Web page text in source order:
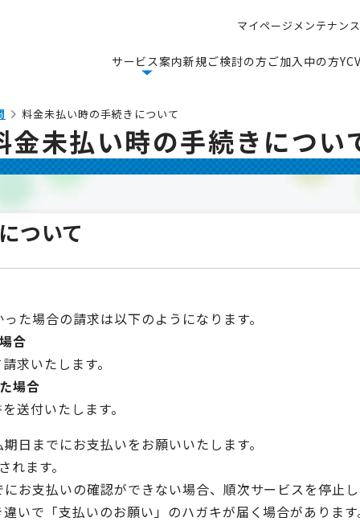
マイページ メ ンテナ ン ス
サービ ス案内
ビス
新規ご検討の方ご加入 中の方YC
料金未払い時の手続きについて
金未払い時の手続きについ
ついて
た場合の請求は以下のようになります。
合
求いたします。
場合
送付いたします。
日までにお支払いをお願いいたします。
ます。
お支払いの確認ができない場合、順次サービスを停止
いで「支払いのお願い」のハガキが届く場合がありま